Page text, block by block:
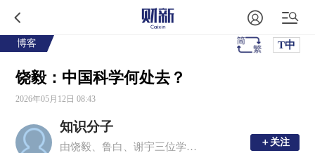
博客 T中
饶毅：中国科学何处去？
2026年05月12日 08:43
知识分子
由饶毅、鲁白、谢宇三位学者创办的移动新媒体平台，现任主编为周忠和、毛淑德、夏志宏。 ＋关注
＋关注